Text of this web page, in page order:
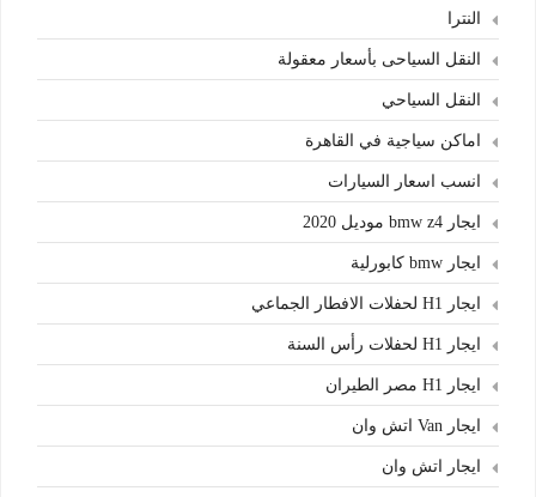
النترا
النقل السياحى بأسعار معقولة
النقل السياحي
اماكن سياجية في القاهرة
انسب اسعار السيارات
ايجار bmw z4 موديل 2020
ايجار bmw كابورلية
ايجار H1 لحفلات الافطار الجماعي
ايجار H1 لحفلات رأس السنة
ايجار H1 مصر الطيران
ايجار Van اتش وان
ايجار اتش وان